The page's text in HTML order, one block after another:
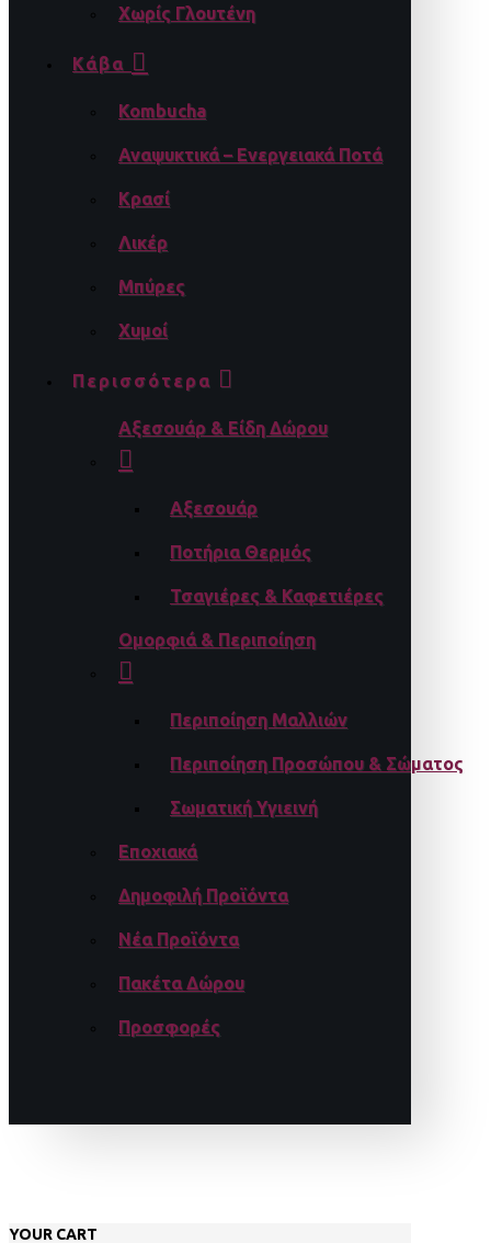
Χωρίς Γλουτένη
Κάβα
Kombucha
Αναψυκτικά – Ενεργειακά Ποτά
Κρασί
Λικέρ
Μπύρες
Χυμοί
Περισσότερα
Αξεσουάρ & Είδη Δώρου
Αξεσουάρ
Ποτήρια Θερμός
Τσαγιέρες & Καφετιέρες
Ομορφιά & Περιποίηση
Περιποίηση Μαλλιών
Περιποίηση Προσώπου & Σώματος
Σωματική Υγιεινή
Εποχιακά
Δημοφιλή Προϊόντα
Νέα Προϊόντα
Πακέτα Δώρου
Προσφορές
YOUR CART